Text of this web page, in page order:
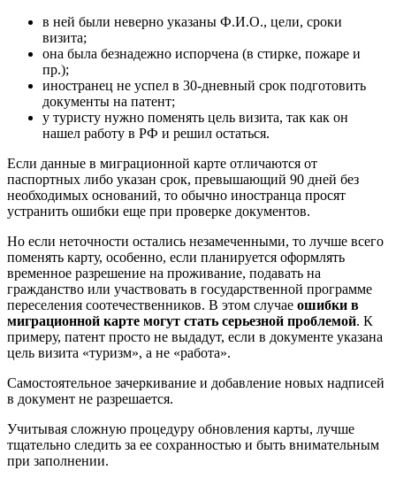
в ней были неверно указаны Ф.И.О., цели, сроки
визита;
она была безнадежно испорчена (в стирке, пожаре и
пр.);
иностранец не успел в 30-дневный срок подготовить
документы на патент;
у туристу нужно поменять цель визита, так как он
нашел работу в РФ и решил остаться.
Если данные в миграционной карте отличаются от
паспортных либо указан срок, превышающий 90 дней без
необходимых оснований, то обычно иностранца просят
устранить ошибки еще при проверке документов.
Но если неточности остались незамеченными, то лучше всего
поменять карту, особенно, если планируется оформлять
временное разрешение на проживание, подавать на
гражданство или участвовать в государственной программе
переселения соотечественников. В этом случае ошибки в
миграционной карте могут стать серьезной проблемой. К
примеру, патент просто не выдадут, если в документе указана
цель визита «туризм», а не «работа».
Самостоятельное зачеркивание и добавление новых надписей
в документ не разрешается.
Учитывая сложную процедуру обновления карты, лучше
тщательно следить за ее сохранностью и быть внимательным
при заполнении.